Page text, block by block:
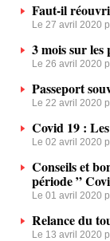
Faut-il
Le 27 avril 2020
3 mois sur les
Le 26 avril 2020
Passeport
Le 22 avril 2020
Covid 19 :
Le 02 avril 2020
Conseils et
période ”
Le 01 avril 2020
Relance du
Le 13 avril 2020